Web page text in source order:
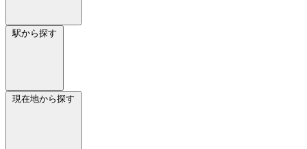
駅から探す
現在地から探す